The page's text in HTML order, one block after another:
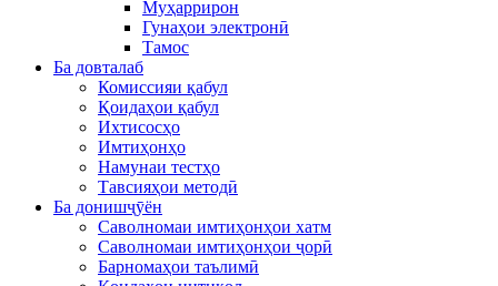
Муҳаррирон
Гунаҳои электронӣ
Тамос
Ба довталаб
Комиссияи қабул
Қоидаҳои қабул
Ихтисосҳо
Имтиҳонҳо
Намунаи тестҳо
Тавсияҳои методӣ
Ба донишҷӯён
Саволномаи имтиҳонҳои хатм
Саволномаи имтиҳонҳои ҷорӣ
Барномаҳои таълимӣ